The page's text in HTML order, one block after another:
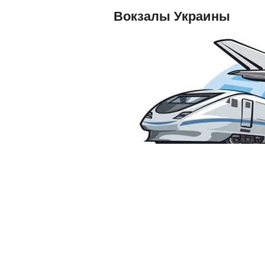
Вокзалы Украины